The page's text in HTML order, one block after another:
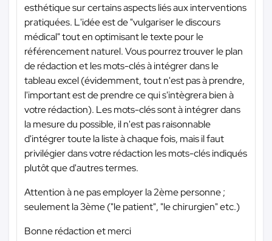
esthétique sur certains aspects liés aux interventions
pratiquées. L'idée est de "vulgariser le discours
médical" tout en optimisant le texte pour le
référencement naturel. Vous pourrez trouver le plan
de rédaction et les mots-clés à intégrer dans le
tableau excel (évidemment, tout n'est pas à prendre,
l'important est de prendre ce qui s'intègrera bien à
votre rédaction). Les mots-clés sont à intégrer dans
la mesure du possible, il n'est pas raisonnable
d'intégrer toute la liste à chaque fois, mais il faut
privilégier dans votre rédaction les mots-clés indiqués
plutôt que d'autres termes.
Attention à ne pas employer la 2ème personne ;
seulement la 3ème ("le patient", "le chirurgien" etc.)
Bonne rédaction et merci